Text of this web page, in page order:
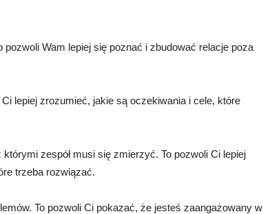
Wam lepiej się poznać i zbudować relacje poza
lepiej zrozumieć, jakie są oczekiwania i cele, które
zespół musi się zmierzyć. To pozwoli Ci lepiej
trzeba rozwiązać.
To pozwoli Ci pokazać, że jesteś zaangażowany w